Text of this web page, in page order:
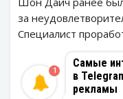
за
Специалист
Самые
в
рекламы
1